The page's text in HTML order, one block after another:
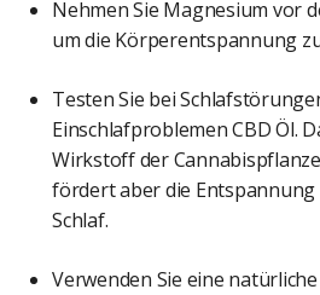
Nehmen Sie Magnesium vor
um die Körperentspannung
Testen Sie bei
Einschlafproblemen CBD Öl.
Wirkstoff der
fördert aber die
Schlaf.
Verwenden Sie eine